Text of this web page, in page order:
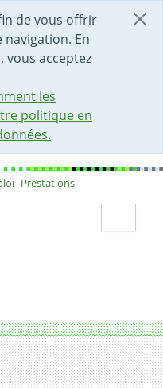
de vous offrir
En
vous acceptez
les
politique en
Prestations